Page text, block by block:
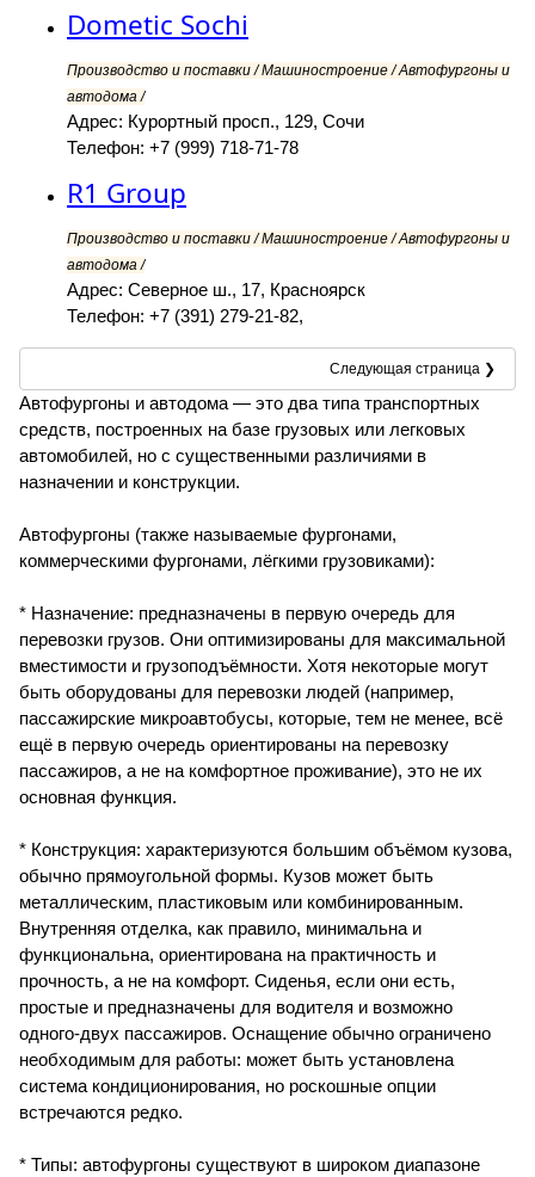
Dometic Sochi
Производство и поставки / Машиностроение / Автофургоны и
автодома /
Адрес: Курортный просп., 129, Сочи
Телефон: +7 (999) 718-71-78
R1 Group
Производство и поставки / Машиностроение / Автофургоны и
автодома /
Адрес: Северное ш., 17, Красноярск
Телефон: +7 (391) 279-21-82,
Следующая страница ❯
Автофургоны и автодома — это два типа транспортных
средств, построенных на базе грузовых или легковых
автомобилей, но с существенными различиями в
назначении и конструкции.
Автофургоны (также называемые фургонами,
коммерческими фургонами, лёгкими грузовиками):
* Назначение: предназначены в первую очередь для
перевозки грузов. Они оптимизированы для максимальной
вместимости и грузоподъёмности. Хотя некоторые могут
быть оборудованы для перевозки людей (например,
пассажирские микроавтобусы, которые, тем не менее, всё
ещё в первую очередь ориентированы на перевозку
пассажиров, а не на комфортное проживание), это не их
основная функция.
* Конструкция: характеризуются большим объёмом кузова,
обычно прямоугольной формы. Кузов может быть
металлическим, пластиковым или комбинированным.
Внутренняя отделка, как правило, минимальна и
функциональна, ориентирована на практичность и
прочность, а не на комфорт. Сиденья, если они есть,
простые и предназначены для водителя и возможно
одного-двух пассажиров. Оснащение обычно ограничено
необходимым для работы: может быть установлена
система кондиционирования, но роскошные опции
встречаются редко.
* Типы: автофургоны существуют в широком диапазоне